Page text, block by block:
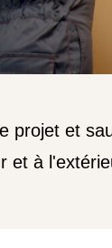
projet et
et à